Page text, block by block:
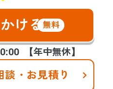
ける無料
【年中無休】
談・お見積り
が電話に出てく
す！と言ってく
ッといたしまし
な連絡を受けた
が、スタッフの
もとてもスピー
、お願いして本